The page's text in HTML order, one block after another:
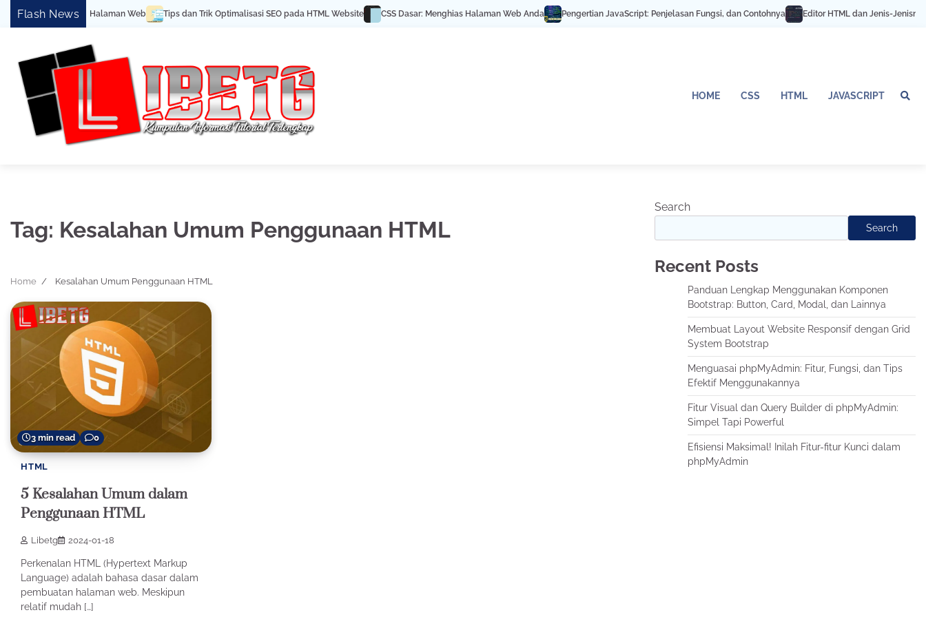
SkipFlash News
Pemula Cara Buat Halaman Web Tips dan Trik Optimalisasi SEO pada HTML Website CSS Dasar: Menghias Halaman Web Anda Pengertian JavaScript: Penjelasan Fungsi, dan Contohnya Editor HTML dan Jenis-Jenisnya
HOME CSS HTML JAVASCRIPT
Tag: Kesalahan Umum Penggunaan HTML
Home Kesalahan Umum Penggunaan HTML
3 min read 0
HTML
5 Kesalahan Umum dalam
Penggunaan HTML
Libetg 2024-01-18
Perkenalan HTML (Hypertext Markup
Language) adalah bahasa dasar dalam
pembuatan halaman web. Meskipun
relatif mudah […]
Search
Search
Recent Posts
Panduan Lengkap Menggunakan Komponen
Bootstrap: Button, Card, Modal, dan Lainnya
Membuat Layout Website Responsif dengan Grid
System Bootstrap
Menguasai phpMyAdmin: Fitur, Fungsi, dan Tips
Efektif Menggunakannya
Fitur Visual dan Query Builder di phpMyAdmin:
Simpel Tapi Powerful
Efisiensi Maksimal! Inilah Fitur-fitur Kunci dalam
phpMyAdmin